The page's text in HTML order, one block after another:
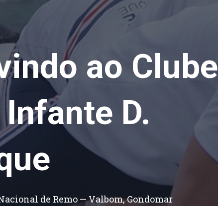
ao Clube
D.
de Remo — Valbom, Gondomar